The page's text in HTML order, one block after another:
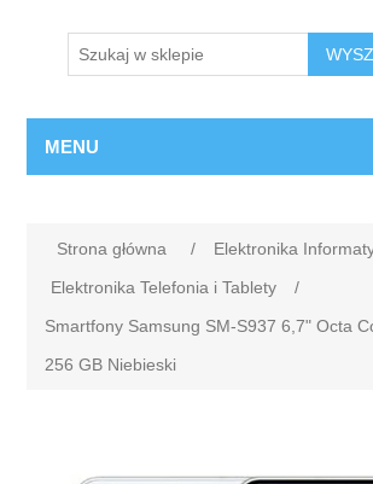
MENU
Strona główna / Elektronika
Elektronika Telefonia i Tablety
/
Smartfony Samsung SM-S937 6,7" Octa
256 GB Niebieski